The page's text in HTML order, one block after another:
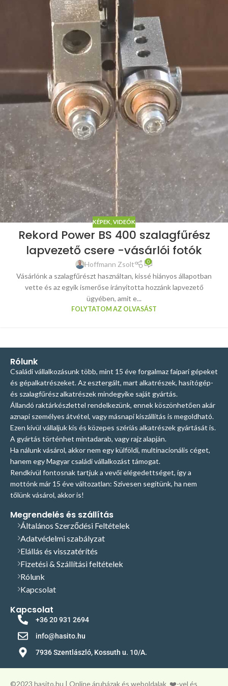
KÉPEK, VIDEÓK
Rekord Power BS 400 szalagfűrész
lapvezető csere -vásárlói fotók
Hoffmann Zsolt 0
Vásárlónk a szalagfűrészt használtan, kissé hiányos állapotban
vette és az egyik ismerőse irányította hozzánk lapvezető
ügyében, amit e...
FOLYTATOM AZ OLVASÁST
Rólunk
Családi vállalkozásunk több, mint 15 éve forgalmaz faipari gépeket
és gépalkatrészeket. Az esztergált, mart alkatrészek, hasítógép-
és szalagfűrész alkatrészek mindegyike saját gyártás.
Állandó raktárkészlettel rendelkezünk, ennek köszönhetően akár
aznapi személyes átvétel, vagy másnapi kiszállítás is megoldható.
Ezen kívül vállaljuk kis és közepes szériás alkatrészek gyártását is.
A gyártás történhet mintadarab, vagy rajz alapján.
Ha nálunk vásárol, akkor nem egy külföldi, multinacionális céget,
hanem egy Magyar családi vállalkozást támogat.
Rendkívül fontosnak tartjuk a vevői elégedettséget, így a
mottónk már 15 éve változatlan: Szívesen segítünk, ha nem
tőlünk vásárol, akkor is!
Megrendelés és szállítás
Általános Szerződési Feltételek
Adatvédelmi szabályzat
Elállás és visszatérítés
Fizetési & Szállítási feltételek
Rólunk
Kapcsolat
Kapcsolat
+36 20 931 2694
info@hasito.hu
7936 Szentlászló, Kossuth u. 10/A.
©️2023 hasito.hu | Online áruházak és weboldalak ❤️-vel és